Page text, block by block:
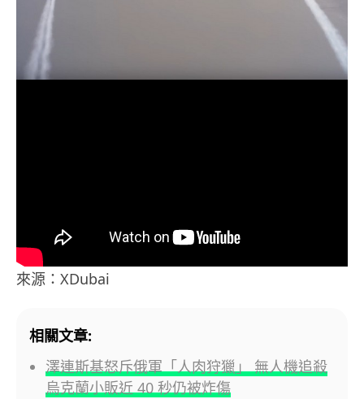
來源：XDubai
相關文章:
澤連斯基怒斥俄軍「人肉狩獵」 無人機追殺
烏克蘭小販近 40 秒仍被炸傷